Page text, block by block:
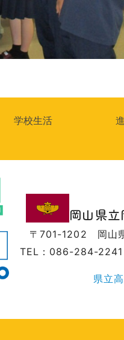
学校生活
岡山県
〒701-1202 岡山
TEL：086-284-2241
県立